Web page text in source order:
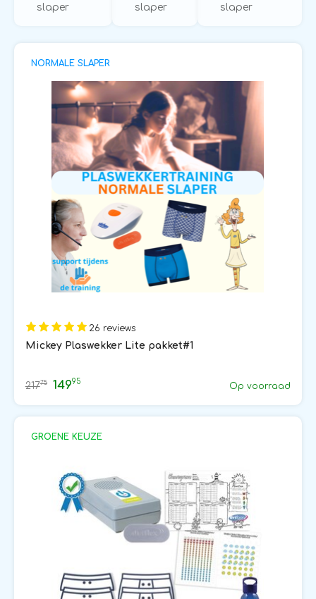
slaper
slaper
slaper
NORMALE SLAPER
26 reviews
Mickey Plaswekker Lite pakket#1
21775 14995 Op voorraad
GROENE KEUZE